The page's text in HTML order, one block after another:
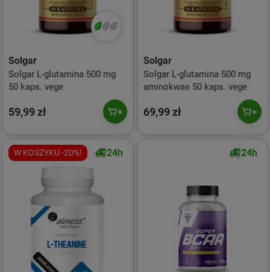
Solgar
Solgar L-glutamina 500 mg
50 kaps. vege
59,99 zł
Solgar
Solgar L-glutamina 500 mg
aminokwas 50 kaps. vege
69,99 zł
W KOSZYKU -20%! 24h 24h